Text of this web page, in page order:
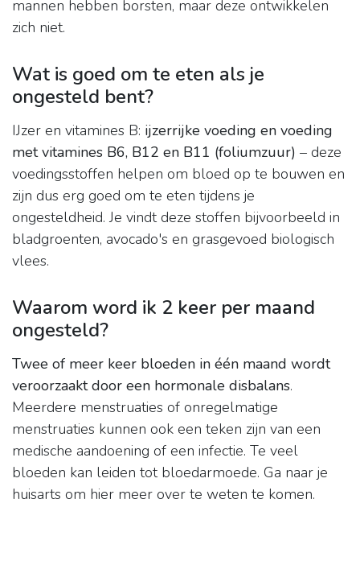
mannen hebben borsten, maar deze ontwikkelen
zich niet.
Wat is goed om te eten als je
ongesteld bent?
IJzer en vitamines B: ijzerrijke voeding en voeding
met vitamines B6, B12 en B11 (foliumzuur) – deze
voedingsstoffen helpen om bloed op te bouwen en
zijn dus erg goed om te eten tijdens je
ongesteldheid. Je vindt deze stoffen bijvoorbeeld in
bladgroenten, avocado's en grasgevoed biologisch
vlees.
Waarom word ik 2 keer per maand
ongesteld?
Twee of meer keer bloeden in één maand wordt
veroorzaakt door een hormonale disbalans.
Meerdere menstruaties of onregelmatige
menstruaties kunnen ook een teken zijn van een
medische aandoening of een infectie. Te veel
bloeden kan leiden tot bloedarmoede. Ga naar je
huisarts om hier meer over te weten te komen.